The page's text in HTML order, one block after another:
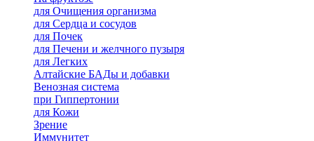
для Очищения организма
для Сердца и сосудов
для Почек
для Печени и желчного пузыря
для Легких
Алтайские БАДы и добавки
Венозная система
при Гиппертонии
для Кожи
Зрение
Иммунитет